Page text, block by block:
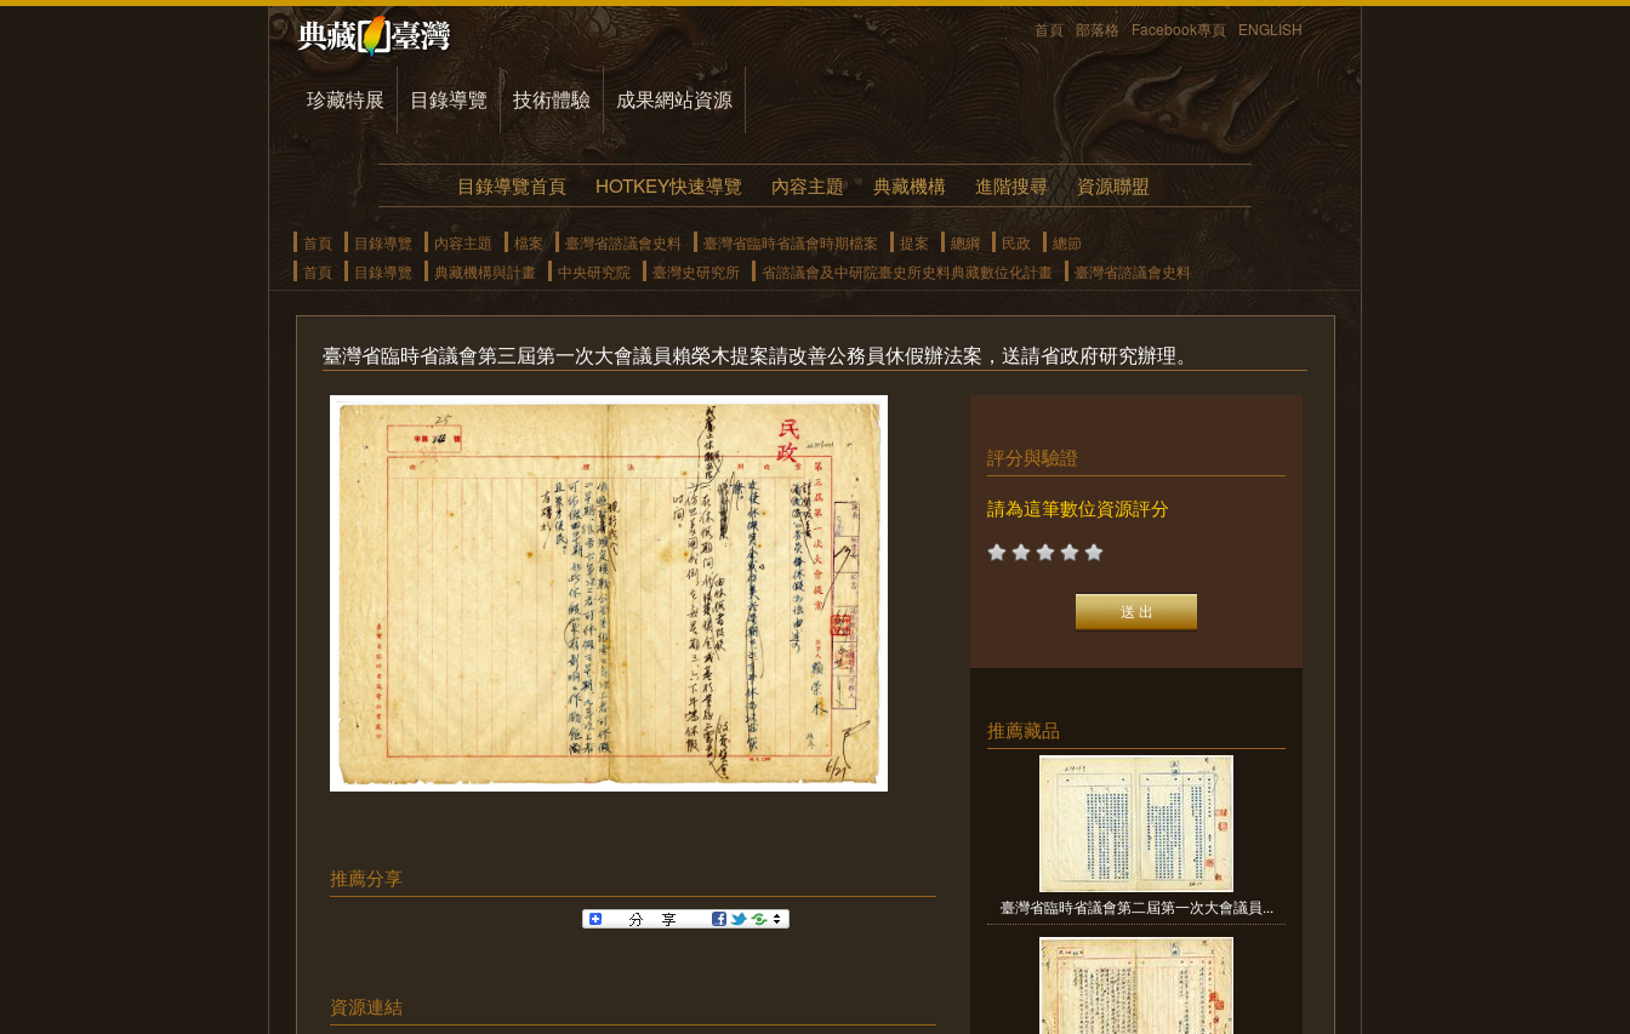
首頁 部落格 Facebook專頁 ENGLISH
珍藏特展 目錄導覽 技術體驗 成果網站資源
目錄導覽首頁 HOTKEY快速導覽 內容主題 典藏機構 進階搜尋 資源聯盟
首頁 目錄導覽 內容主題 檔案 臺灣省諮議會史料 臺灣省臨時省議會時期檔案 提案 總綱 民政
總節
首頁
目錄導覽 典藏機構與計畫 中央研究院 臺灣史研究所 省諮議會及中研院臺史所史料典藏數位化計畫 臺灣省諮議會史料
臺灣省臨時省議會第三屆第一次大會議員賴榮木提案請改善公務員休假辦法案，送請省政府研究辦理。
推薦分享
資源連結
評分與驗證
請為這筆數位資源評分
推薦藏品
臺灣省臨時省議會第二屆第一次大會議員...